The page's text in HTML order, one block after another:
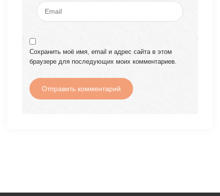
Сохранить моё имя, email и адрес сайта в этом
браузере для последующих моих комментариев.